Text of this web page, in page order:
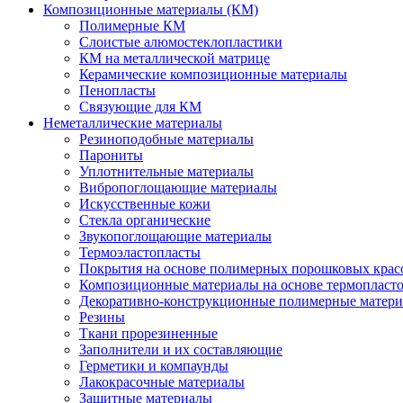
Композиционные материалы (КМ)
Полимерные КМ
Слоистые алюмостеклопластики
КМ на металлической матрице
Керамические композиционные материалы
Пенопласты
Связующие для КМ
Неметаллические материалы
Резиноподобные материалы
Парониты
Уплотнительные материалы
Вибропоглощающие материалы
Искусственные кожи
Стекла органические
Звукопоглощающие материалы
Термоэластопласты
Покрытия на основе полимерных порошковых
Композиционные материалы на основе
Декоративно-конструкционные полимерные
Резины
Ткани прорезиненные
Заполнители и их составляющие
Герметики и компаунды
Лакокрасочные материалы
Защитные материалы